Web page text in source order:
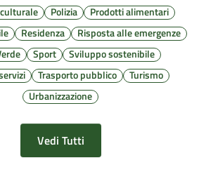
Polizia
Prodotti alimentari
Residenza
Risposta alle emergenze
Sport
Sviluppo sostenibile
Trasporto pubblico
Turismo
Urbanizzazione
Vedi Tutti